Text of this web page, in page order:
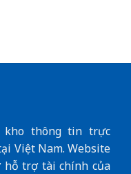
kho thông tin trực
Việt Nam. Website
trợ tài chính của